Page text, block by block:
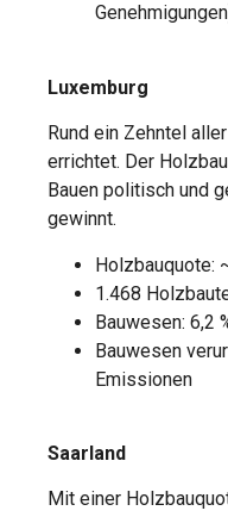
Luxemburg
Rund ein Zehntel
errichtet. Der
Bauen politisch und
gewinnt.
Holzbauquote:
1.468
Bauwesen: 6,2
Bauwesen
Emissionen
Saarland
Mit einer